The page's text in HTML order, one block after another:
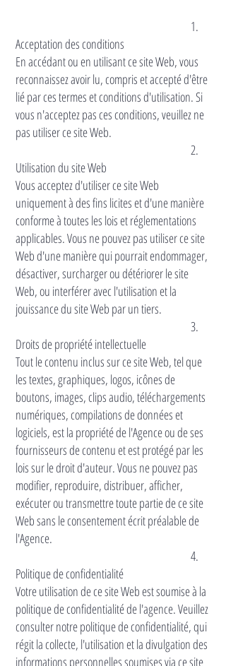
1.
Acceptation des conditions
En accédant ou en utilisant ce site Web, vous
reconnaissez avoir lu, compris et accepté d'être
lié par ces termes et conditions d'utilisation. Si
vous n'acceptez pas ces conditions, veuillez ne
pas utiliser ce site Web.
2.
Utilisation du site Web
Vous acceptez d'utiliser ce site Web
uniquement à des fins licites et d'une manière
conforme à toutes les lois et réglementations
applicables. Vous ne pouvez pas utiliser ce site
Web d'une manière qui pourrait endommager,
désactiver, surcharger ou détériorer le site
Web, ou interférer avec l'utilisation et la
jouissance du site Web par un tiers.
3.
Droits de propriété intellectuelle
Tout le contenu inclus sur ce site Web, tel que
les textes, graphiques, logos, icônes de
boutons, images, clips audio, téléchargements
numériques, compilations de données et
logiciels, est la propriété de l'Agence ou de ses
fournisseurs de contenu et est protégé par les
lois sur le droit d'auteur. Vous ne pouvez pas
modifier, reproduire, distribuer, afficher,
exécuter ou transmettre toute partie de ce site
Web sans le consentement écrit préalable de
l'Agence.
4.
Politique de confidentialité
Votre utilisation de ce site Web est soumise à la
politique de confidentialité de l'agence. Veuillez
consulter notre politique de confidentialité, qui
régit la collecte, l'utilisation et la divulgation des
informations personnelles soumises via ce site